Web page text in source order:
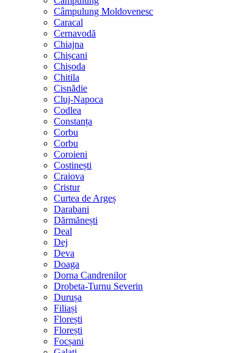
Câmpulung Moldovenesc
Caracal
Cernavodă
Chiajna
Chișcani
Chișoda
Chitila
Cisnădie
Cluj-Napoca
Codlea
Constanța
Corbu
Corbu
Coroieni
Costinești
Craiova
Cristur
Curtea de Argeș
Darabani
Dărmănești
Deal
Dej
Deva
Doaga
Dorna Candrenilor
Drobeta-Turnu Severin
Durușa
Filiași
Florești
Florești
Focșani